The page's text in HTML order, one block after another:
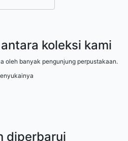
koleksi kami
oleh banyak pengunjung perpustakaan.
diperbarui